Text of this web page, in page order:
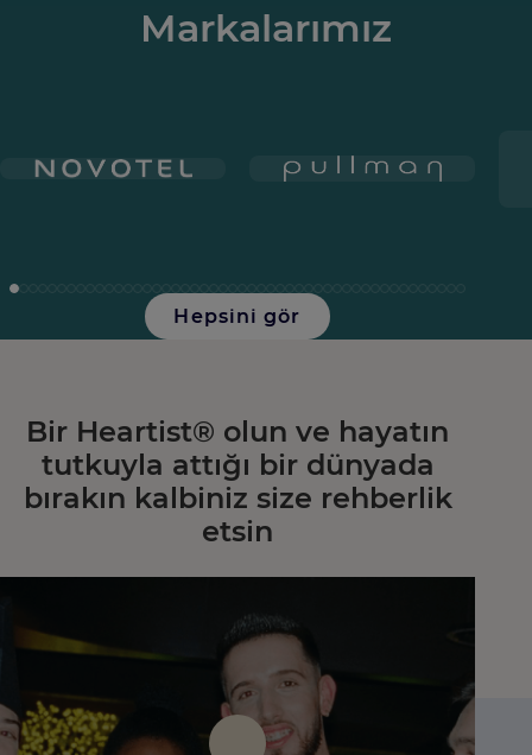
Markalarımız
Hepsini gör
Bir Heartist® olun ve hayatın
tutkuyla attığı bir dünyada
bırakın kalbiniz size rehberlik
etsin